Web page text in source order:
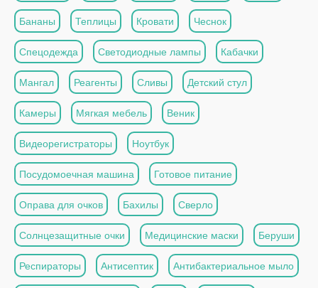
Бананы Теплицы Кровати Чеснок
Спецодежда Светодиодные лампы Кабачки
Мангал Реагенты Сливы Детский стул
Камеры Мягкая мебель Веник
Видеорегистраторы Ноутбук
Посудомоечная машина Готовое питание
Оправа для очков Бахилы Сверло
Солнцезащитные очки Медицинские маски Беруши
Респираторы Антисептик Антибактериальное мыло